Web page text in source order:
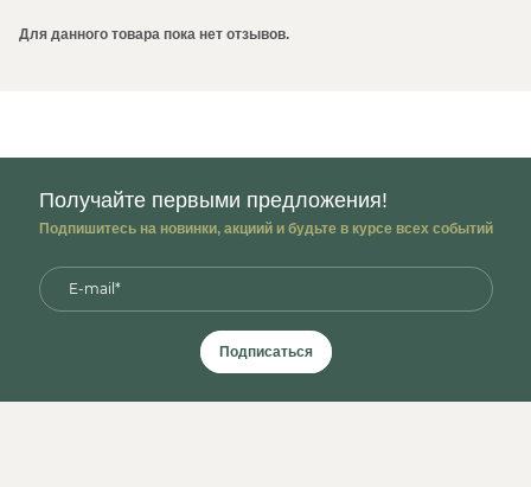
Для данного товара пока нет отзывов.
Получайте первыми предложения!
Подпишитесь на новинки, акциий и будьте в курсе всех событий
Подписаться